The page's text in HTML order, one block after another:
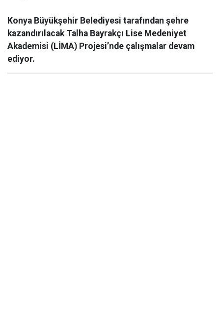
Konya Büyükşehir Belediyesi tarafından şehre
kazandırılacak Talha Bayrakçı Lise Medeniyet
Akademisi (LİMA) Projesi’nde çalışmalar devam
ediyor.